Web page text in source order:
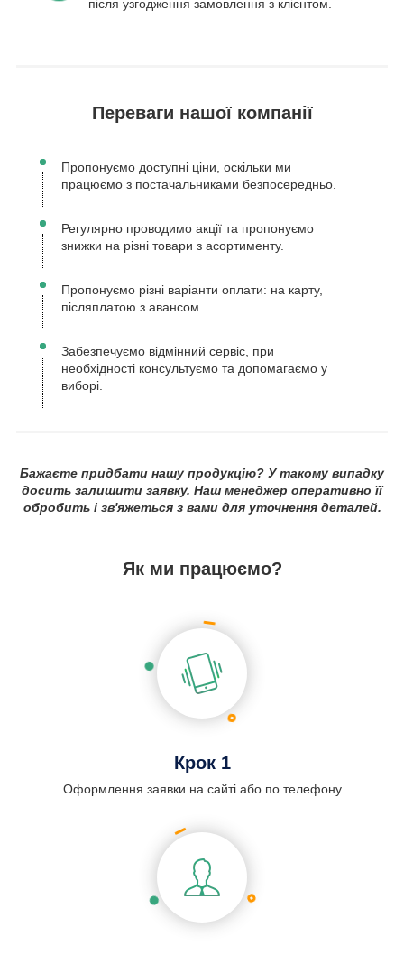
після узгодження замовлення з клієнтом.
Переваги нашої компанії
Пропонуємо доступні ціни, оскільки ми
працюємо з постачальниками безпосередньо.
Регулярно проводимо акції та пропонуємо
знижки на різні товари з асортименту.
Пропонуємо різні варіанти оплати: на карту,
післяплатою з авансом.
Забезпечуємо відмінний сервіс, при
необхідності консультуємо та допомагаємо у
виборі.
Бажаєте придбати нашу продукцію? У такому випадку
досить залишити заявку. Наш менеджер оперативно її
обробить і зв'яжеться з вами для уточнення деталей.
Як ми працюємо?
Крок 1
Оформлення заявки на сайті або по телефону